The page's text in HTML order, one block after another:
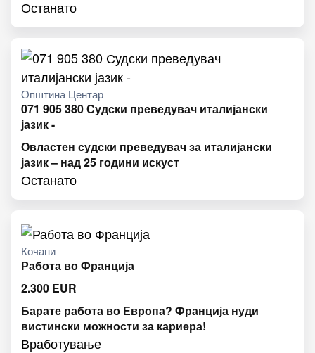
Останато
Општина Центар
071 905 380 Судски преведувач италијански
јазик -
Овластен судски преведувач за италијански
јазик – над 25 години искуст
Останато
Кочани
Работа во Франција
2.300 EUR
Барате работа во Европа? Франција нуди
вистински можности за кариера!
Вработување